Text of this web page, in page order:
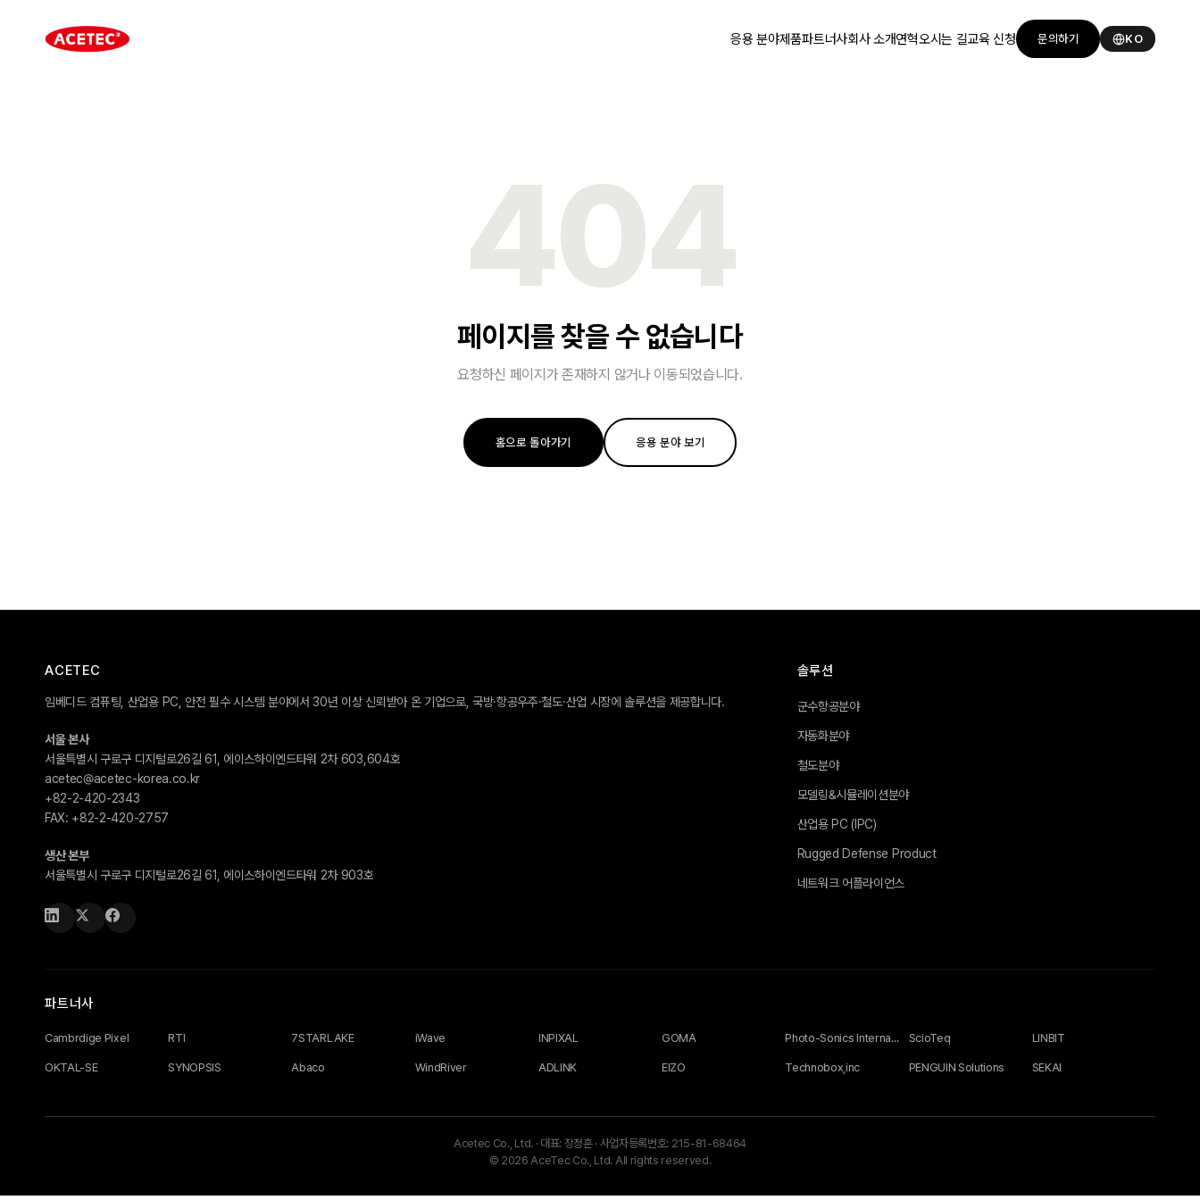
응용 분야제품파트너사회사 소개연혁오시는 길교육 신청 문의하기 KO
404
페이지를 찾을 수 없습니다
요청하신 페이지가 존재하지 않거나 이동되었습니다.
홈으로 돌아가기 응용 분야 보기
ACETEC
임베디드 컴퓨팅, 산업용 PC, 안전 필수 시스템 분야에서 30년 이상 신뢰받아 온 기업으로, 국방·항공우주·철도·산업 시장에 솔루션을 제공합니다.
서울 본사
서울특별시 구로구 디지털로26길 61, 에이스하이엔드타워 2차 603,604호
acetec@acetec-korea.co.kr
+82-2-420-2343
FAX: +82-2-420-2757
생산 본부
서울특별시 구로구 디지털로26길 61, 에이스하이엔드타워 2차 903호
솔루션
군수항공분야
자동화분야
철도분야
모델링&시뮬레이션분야
산업용 PC (IPC)
Rugged Defense Product
네트워크 어플라이언스
파트너사
Cambrdige Pixel RTI 7STARLAKE iWave INPIXAL GOMA Photo-Sonics International Ltd ScioTeq LINBIT
OKTAL-SE SYNOPSIS Abaco WindRiver ADLINK EIZO Technobox,inc PENGUIN Solutions SEKAI
Acetec Co., Ltd.· 대표: 장정훈· 사업자등록번호: 215-81-68464
© 2026 AceTec Co., Ltd. All rights reserved.